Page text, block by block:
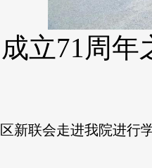
71周年
新联会走进我院进行